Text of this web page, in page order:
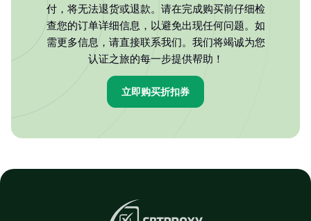
付，将无法退货或退款。请在完成购买前仔细检
查您的订单详细信息，以避免出现任何问题。如
需更多信息，请直接联系我们。我们将竭诚为您
认证之旅的每一步提供帮助！
立即购买折扣券